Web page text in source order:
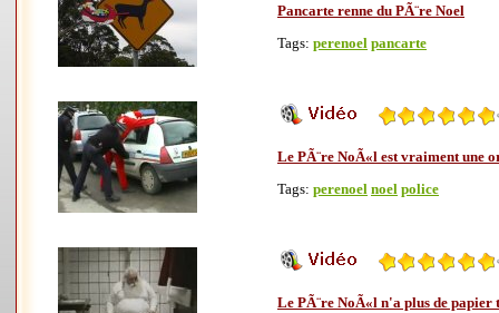
Pancarte renne du PÃ¨re Noel
Tags: perenoel pancarte
Le PÃ¨re NoÃ«l est vraiment une
Tags: perenoel noel police
Le PÃ¨re NoÃ«l n'a plus de papier